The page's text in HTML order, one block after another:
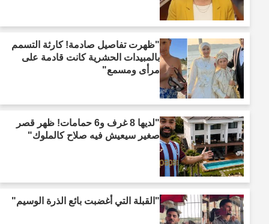
"ظهرت تفاصيل صادمة! كارثة التسمم
بالمبيدات الحشرية كانت قادمة على
مرأى ومسمع"
"لديها 8 غرف و6 حمامات! ظهر قصر
صغير سيعيش فيه صلاح كالملوك"
"القبلة التي أغضبت بائع الذرة الوسيم"